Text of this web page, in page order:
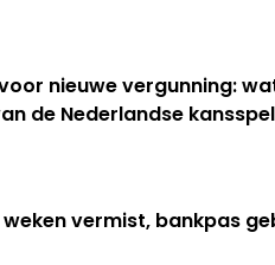
nieuwe vergunning:
de Nederlandse
vermist, bankpas